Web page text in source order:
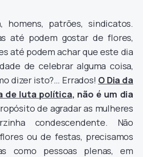
homens, patrões, sindicatos.
até podem gostar de flores,
até podem achar que este dia
de celebrar alguma coisa,
dizer isto?… Errados! O Dia da
de luta política, não é um dia
de agradar as mulheres
condescendente. Não
ou de festas, precisamos
como pessoas plenas, em